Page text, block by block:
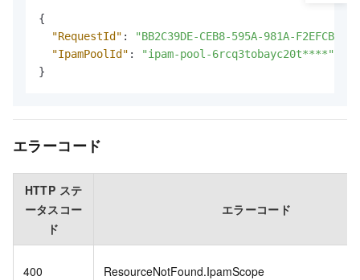
{
"RequestId" :
"BB2C39DE-CEB8-595A-981A-
"IpamPoolId" :
"ipam-pool-6rcq3tobayc20t****"
}
エラーコード
HTTP ステ
ータスコー
ド
エラーコード
400 ResourceNotFound.IpamScope